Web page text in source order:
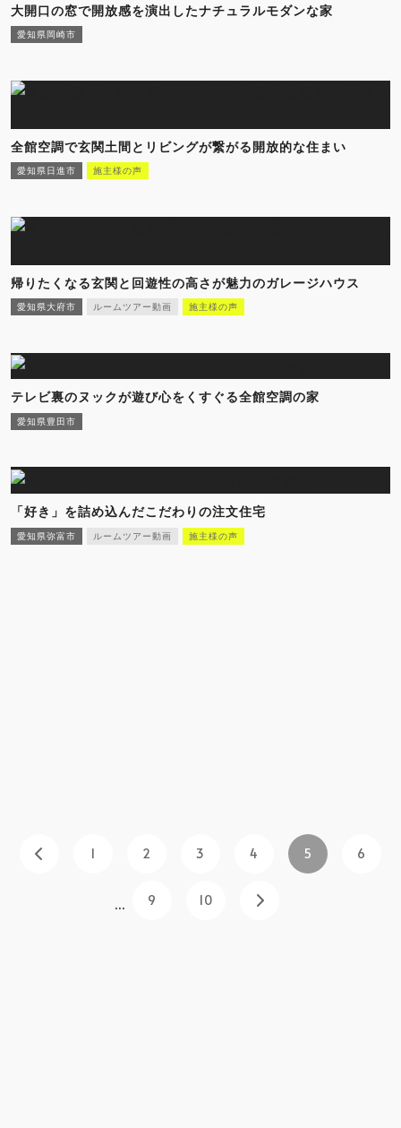
大開口の窓で開放感を演出したナチュラルモダンな家
愛知県岡崎市
全館空調で玄関土間とリビングが繋がる開放的な住まい
愛知県日進市 施主様の声
帰りたくなる玄関と回遊性の高さが魅力のガレージハウス
愛知県大府市 ルームツアー動画 施主様の声
テレビ裏のヌックが遊び心をくすぐる全館空調の家
愛知県豊田市
「好き」を詰め込んだこだわりの注文住宅
愛知県弥富市 ルームツアー動画 施主様の声
1 2 3 4 5 6
... 9 10